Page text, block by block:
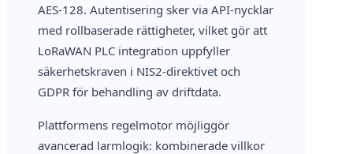
AES-128. Autentisering sker via API-nycklar
med rollbaserade rättigheter, vilket gör att
LoRaWAN PLC integration uppfyller
säkerhetskraven i NIS2-direktivet och
GDPR för behandling av driftdata.
Plattformens regelmotor möjliggör
avancerad larmlogik: kombinerade villkor